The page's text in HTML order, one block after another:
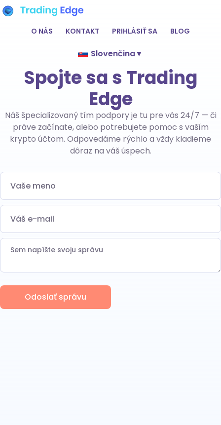
O NÁS KONTAKT PRIHLÁSIŤ SA BLOG
Slovenčina▼
Spojte sa s Trading
Edge
Náš špecializovaný tím podpory je tu pre vás 24/7 — či
práve začínate, alebo potrebujete pomoc s vaším
krypto účtom. Odpovedáme rýchlo a vždy kladieme
dôraz na váš úspech.
Odoslať správu